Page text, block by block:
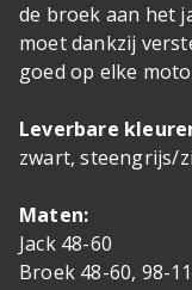
de broek aan het
moet dankzij
goed op elke
Leverbare
zwart, steengrijs/
Maten:
Jack 48-60
Broek 48-60, 98-